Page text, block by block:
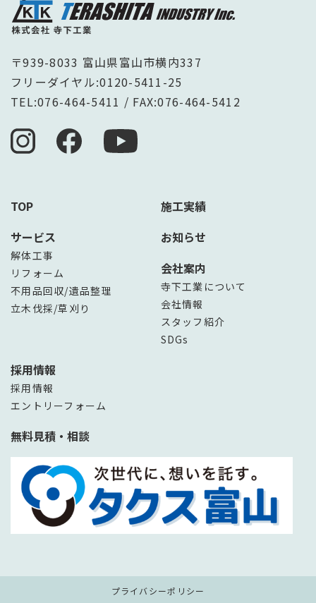
〒939-8033 富山県富山市横内337
フリーダイヤル:0120-5411-25
TEL:076-464-5411 / FAX:076-464-5412
TOP
サービス
解体工事
リフォーム
不用品回収/遺品整理
立木伐採/草刈り
施工実績
お知らせ
会社案内
寺下工業について
会社情報
スタッフ紹介
SDGs
採用情報
採用情報
エントリーフォーム
無料見積・相談
プライバシーポリシー